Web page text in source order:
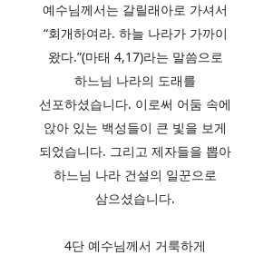
예수님께서는 갈릴래아로 가셔서
“회개하여라. 하늘 나라가 가까이
왔다.”(마태 4,17)라는 말씀으로
하느님 나라의 도래를
선포하셨습니다. 이로써 어둠 속에
앉아 있는 백성들이 큰 빛을 보게
되었습니다. 그리고 제자들을 뽑아
하느님 나라 건설의 일꾼으로
삼으셨습니다.
4단 예수님께서 거룩하게